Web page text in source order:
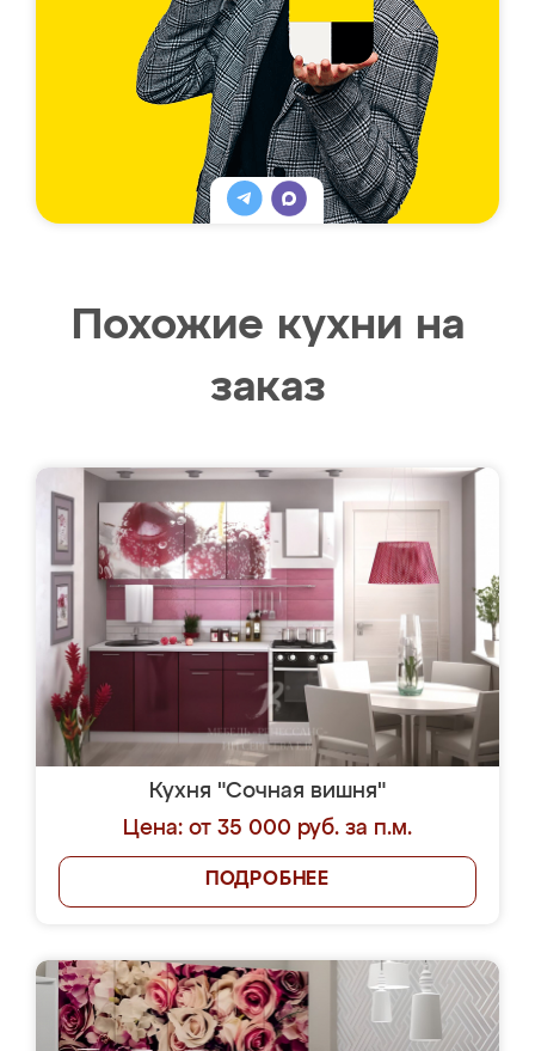
Похожие кухни на
заказ
Кухня "Сочная вишня"
Цена: от 35 000 руб. за п.м.
ПОДРОБНЕЕ